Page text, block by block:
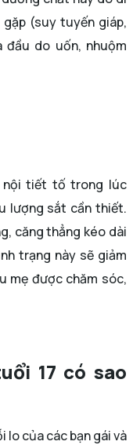
(suy tuyến giáp,
do uốn, nhuộm
nội tiết tố trong lúc
lượng sắt cần thiết.
căng thẳng kéo dài
trạng này sẽ giảm
mẹ được chăm sóc,
17 có sao
lo của các bạn gái và